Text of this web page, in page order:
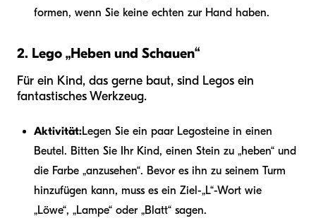
formen, wenn Sie keine echten zur Hand haben.
2. Lego „Heben und Schauen“
Für ein Kind, das gerne baut, sind Legos ein
fantastisches Werkzeug.
Aktivität:Legen Sie ein paar Legosteine in einen
Beutel. Bitten Sie Ihr Kind, einen Stein zu „heben“ und
die Farbe „anzusehen“. Bevor es ihn zu seinem Turm
hinzufügen kann, muss es ein Ziel-„L“-Wort wie
„Löwe“, „Lampe“ oder „Blatt“ sagen.